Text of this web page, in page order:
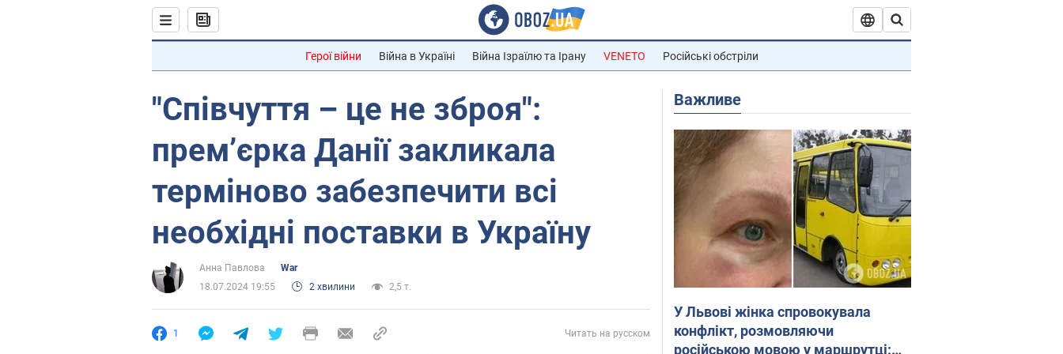
Герої війни Війна в Україні Війна Ізраїлю та Ірану VENETO Російські обстріли
"Співчуття – це не зброя":
прем’єрка Данії закликала
терміново забезпечити всі
необхідні поставки в Україну
Анна Павлова
War
18.07.2024 19:55
2 хвилини 2,5 т.
1 Читать на русском
Важливе
У Львові жінка спровокувала
конфлікт, розмовляючи
російською мовою у маршрутці: